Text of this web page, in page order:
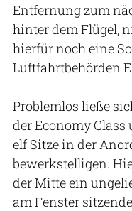
Entfernung zum
hinter dem Flügel,
hierfür noch eine
Luftfahrtbehörden
Problemlos ließe
der Economy Class
elf Sitze in der
bewerkstelligen.
der Mitte ein
am Fenster